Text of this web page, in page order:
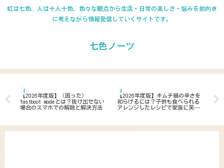
虹は七色、人は十人十色、色々な観点から生活・日常の楽しさ・悩みを前向き
に考えながら情報発信していくサイトです。
七色ノーツ
携帯電話
【2026年度版】（困った）
fastboot modeとは？抜け出せない
場合のスマホでの解除と解決方法
趣味 娯楽 食べ物 旅行
【2026年度版】キムチ鍋の辛さを
和らげるには？子供も食べられる
アレンジしたレシピで家族に笑顔
【
と